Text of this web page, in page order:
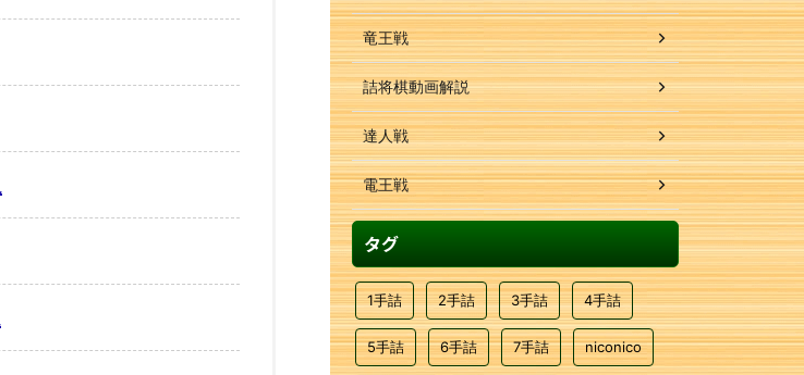
竜王戦
詰将棋動画解説
達人戦
電王戦
タグ
1手詰 2手詰 3手詰 4手詰
5手詰 6手詰 7手詰 niconico